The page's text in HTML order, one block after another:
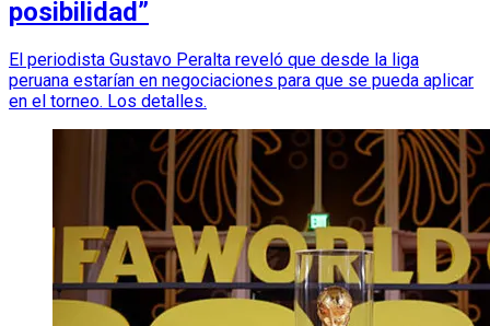
posibilidad”
El periodista Gustavo Peralta reveló que desde la liga
peruana estarían en negociaciones para que se pueda aplicar
en el torneo. Los detalles.